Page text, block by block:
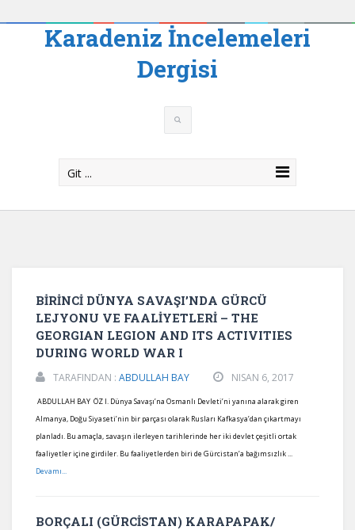
Karadeniz İncelemeleri
Dergisi
Git ...
BİRİNCİ DÜNYA SAVAŞI’NDA GÜRCÜ
LEJYONU VE FAALİYETLERİ – THE
GEORGIAN LEGION AND ITS ACTIVITIES
DURING WORLD WAR I
TARAFINDAN : ABDULLAH BAY NISAN 6, 2017
ABDULLAH BAY ÖZ I. Dünya Savaşı’na Osmanlı Devleti’ni yanına alarak giren
Almanya, Doğu Siyaseti’nin bir parçası olarak Rusları Kafkasya’dan çıkartmayı
planladı. Bu amaçla, savaşın ilerleyen tarihlerinde her iki devlet çeşitli ortak
faaliyetler içine girdiler. Bu faaliyetlerden biri de Gürcistan’a bağımsızlık ...
Devamı...
BORÇALI (GÜRCİSTAN) KARAPAPAK/